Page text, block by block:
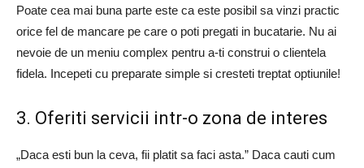
Poate cea mai buna parte este ca este posibil sa vinzi practic
orice fel de mancare pe care o poti pregati in bucatarie. Nu ai
nevoie de un meniu complex pentru a-ti construi o clientela
fidela. Incepeti cu preparate simple si cresteti treptat optiunile!
3. Oferiti servicii intr-o zona de interes
„Daca esti bun la ceva, fii platit sa faci asta.” Daca cauti cum